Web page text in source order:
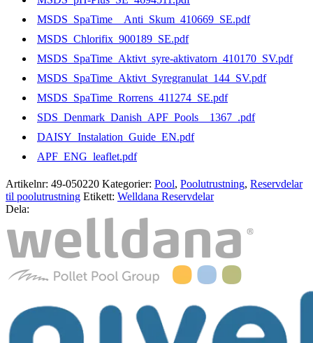
MSDS_SpaTime__Anti_Skum_410669_SE.pdf
MSDS_Chlorifix_900189_SE.pdf
MSDS_SpaTime_Aktivt_syre-aktivatorn_410170_SV.pdf
MSDS_SpaTime_Aktivt_Syregranulat_144_SV.pdf
MSDS_SpaTime_Rorrens_411274_SE.pdf
SDS_Denmark_Danish_APF_Pools__1367_.pdf
DAISY_Instalation_Guide_EN.pdf
APF_ENG_leaflet.pdf
Artikelnr: 49-050220 Kategorier: Pool, Poolutrustning, Reservdelar
til poolutrustning Etikett: Welldana Reservdelar
Dela: